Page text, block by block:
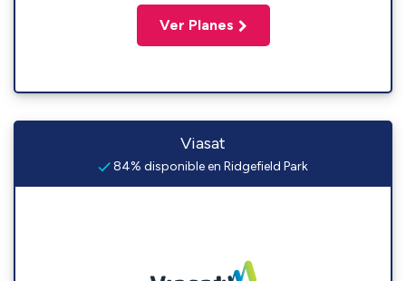
Ver Planes
Viasat
84% disponible en Ridgefield Park